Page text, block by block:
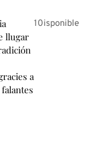
llugar
a
10isponible